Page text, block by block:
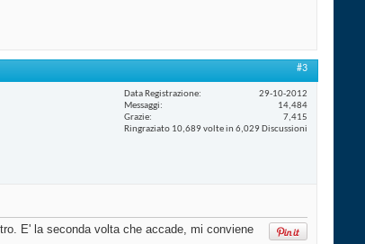
#3
Data Registrazione
29-10-2012
Messaggi
14,484
Grazie
7,415
Ringraziato 10,689 volte in 6,029 Discussioni
E' la seconda volta che accade, mi conviene